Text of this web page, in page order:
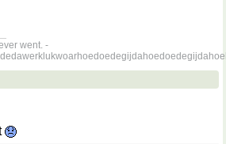
went. -